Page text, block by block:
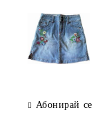
Абонирай се